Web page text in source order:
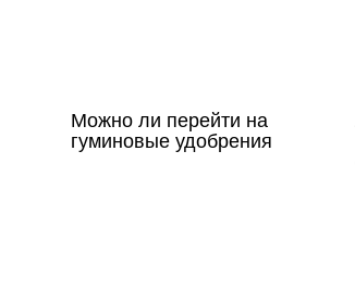
Можно ли перейти на
гуминовые удобрения